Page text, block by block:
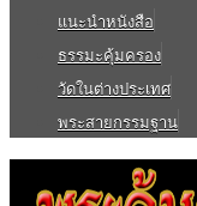
แนะนำหนังสือ
ธรรมะคุ้มครอง
วัดในต่างประเทศ
พระสายกรรมฐาน